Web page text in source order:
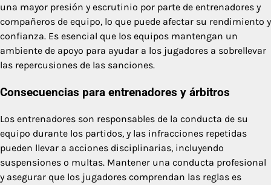
una mayor presión y escrutinio por parte de entrenadores y
compañeros de equipo, lo que puede afectar su rendimiento y
confianza. Es esencial que los equipos mantengan un
ambiente de apoyo para ayudar a los jugadores a sobrellevar
las repercusiones de las sanciones.
Consecuencias para entrenadores y árbitros
Los entrenadores son responsables de la conducta de su
equipo durante los partidos, y las infracciones repetidas
pueden llevar a acciones disciplinarias, incluyendo
suspensiones o multas. Mantener una conducta profesional
y asegurar que los jugadores comprendan las reglas es